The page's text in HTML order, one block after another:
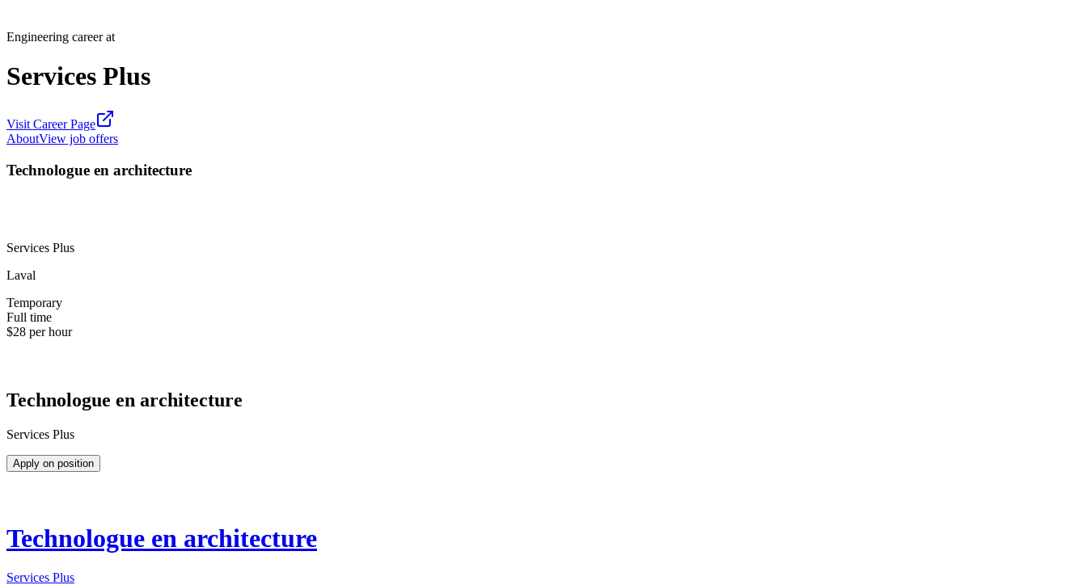
Engineering career at
Services Plus
Visit Career Page
AboutView job offers
Technologue en architecture
Services Plus
Laval
Temporary
Full time
$28 per hour
Technologue en architecture
Services Plus
Apply on position
Technologue en architecture
Services Plus